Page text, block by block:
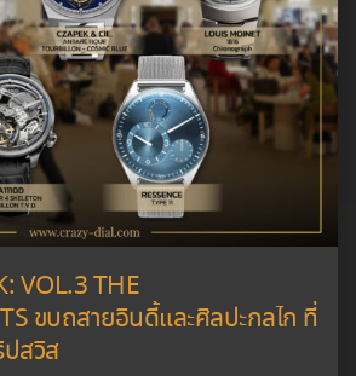
VOL.3 THE
ขบถสายอินดี้และศิลปะกลไก ที่
ปสวิส